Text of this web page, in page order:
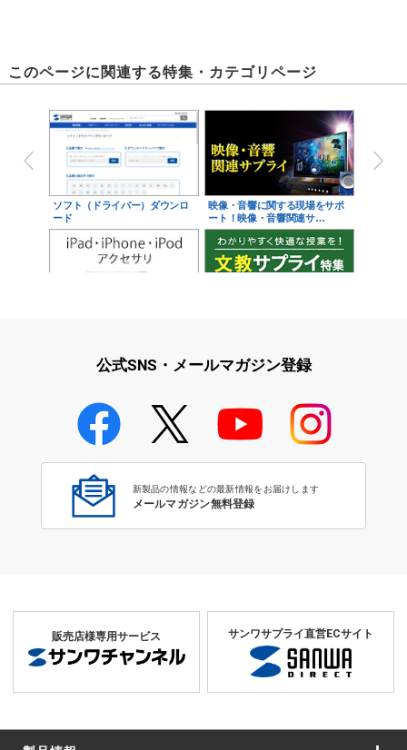
このページに関連する特集・カテゴリページ
ソフト（ドライバー）ダウンロ
ード
映像・音響に関する現場をサポ
ート！映像・音響関連サ…
学校教育のICT環境整備特集
公式SNS・メールマガジン登録
新製品の情報などの最新情報をお届けします
メールマガジン無料登録
販売店様専用サービス サンワサプライ直営ECサイト